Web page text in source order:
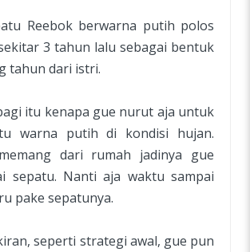
Reebok berwarna putih polos
3 tahun lalu sebagai bentuk
tahun dari istri.
itu kenapa gue nurut aja untuk
warna putih di kondisi hujan.
dari rumah jadinya gue
sepatu. Nanti aja waktu sampai
pake sepatunya.
seperti strategi awal, gue pun